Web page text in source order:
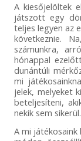
A kiesőjelöltek
játszott egy
teljes legyen az
következnie.
számunkra,
hónappal
dunántúli
mi
jelek, melyeket
beteljesíteni,
nekik sem sikerül.
A mi